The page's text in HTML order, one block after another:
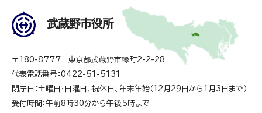
武蔵野市役所
〒180-8777 東京都武蔵野市緑町2-2-28
代表電話番号：0422-51-5131
閉庁日：土曜日・日曜日、祝休日、年末年始（12月29日から1月3日まで）
受付時間：午前8時30分から午後5時まで